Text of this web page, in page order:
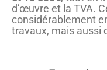
d’œuvre et la TVA.
considérablement
travaux, mais aussi